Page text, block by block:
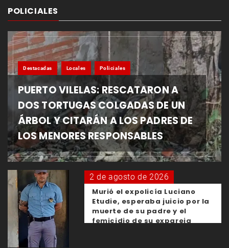
POLICIALES
Destacadas Locales Policiales
PUERTO VILELAS: RESCATARON A
DOS TORTUGAS COLGADAS DE UN
ÁRBOL Y CITARÁN A LOS PADRES DE
LOS MENORES RESPONSABLES
2 de agosto de 2026
Murió el expolicía Luciano
Etudie, esperaba juicio por la
muerte de su padre y el
femicidio de su expareja